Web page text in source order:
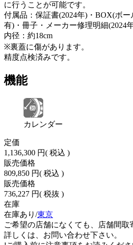
に行うことが可能です。
付属品：保証書(2024年)・BOX(ボ
有)・冊子・メーカー修理明細(2024
内径：約18cm
※裏蓋に傷があります。
精度点検済みです。
機能
カレンダー
定価
1,136,300 円( 税込 )
販売価格
809,850 円( 税込 )
販売価格
736,227 円( 税抜 )
在庫
在庫あり/東京
ご希望の店舗になくても、店舗間取
詳しくは、お問い合わせ下さい。